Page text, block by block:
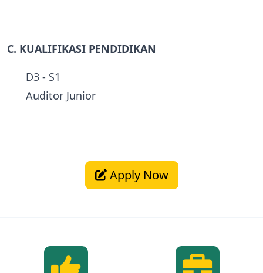
C. KUALIFIKASI PENDIDIKAN
D3 - S1
Auditor Junior
Apply Now